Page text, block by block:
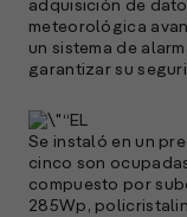
adquisición de
meteorológica
un sistema de
garantizar su
Se instaló en un
cinco son
compuesto por
285Wp,